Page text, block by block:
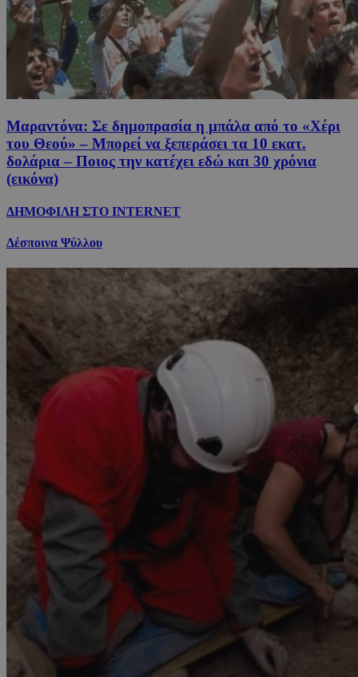
Μαραντόνα: Σε δημοπρασία η μπάλα από το «Χέρι
του Θεού» – Μπορεί να ξεπεράσει τα 10 εκατ.
δολάρια – Ποιος την κατέχει εδώ και 30 χρόνια
(εικόνα)
ΔΗΜΟΦΙΛΗ ΣΤΟ INTERNET
Δέσποινα Ψύλλου